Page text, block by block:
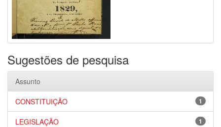
Sugestões de pesquisa
Assunto
1
CONSTITUIÇÃO
1
LEGISLAÇÃO